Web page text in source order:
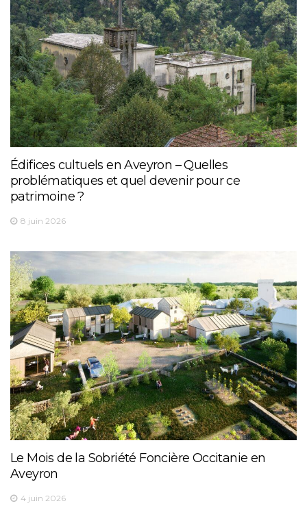
Édifices cultuels en Aveyron – Quelles
problématiques et quel devenir pour ce
patrimoine ?
8 juin 2026
Le Mois de la Sobriété Foncière Occitanie en
Aveyron
4 juin 2026